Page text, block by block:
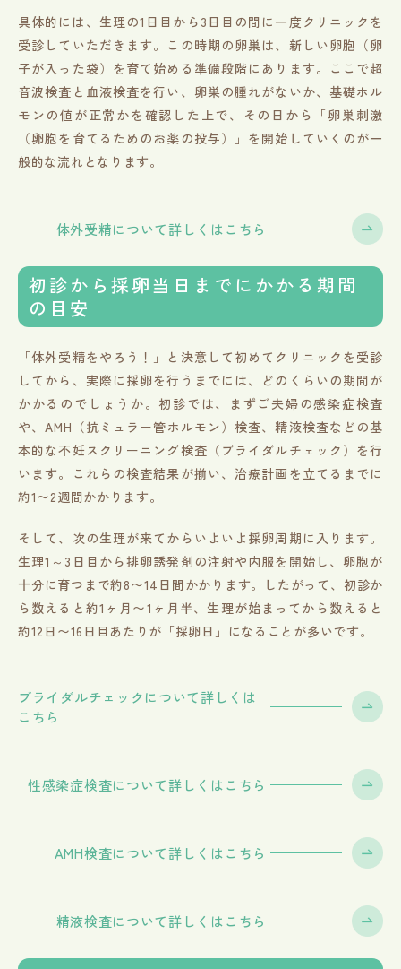
具体的には、生理の1日目から3日目の間に一度クリニックを
受診していただきます。この時期の卵巣は、新しい卵胞（卵
子が入った袋）を育て始める準備段階にあります。ここで超
音波検査と血液検査を行い、卵巣の腫れがないか、基礎ホル
モンの値が正常かを確認した上で、その日から「卵巣刺激
（卵胞を育てるためのお薬の投与）」を開始していくのが一
般的な流れとなります。
体外受精について詳しくはこちら
初診から採卵当日までにかかる期間
の目安
「体外受精をやろう！」と決意して初めてクリニックを受診
してから、実際に採卵を行うまでには、どのくらいの期間が
かかるのでしょうか。初診では、まずご夫婦の感染症検査
や、AMH（抗ミュラー管ホルモン）検査、精液検査などの基
本的な不妊スクリーニング検査（ブライダルチェック）を行
います。これらの検査結果が揃い、治療計画を立てるまでに
約1〜2週間かかります。
そして、次の生理が来てからいよいよ採卵周期に入ります。
生理1～3日目から排卵誘発剤の注射や内服を開始し、卵胞が
十分に育つまで約8〜14日間かかります。したがって、初診か
ら数えると約1ヶ月〜1ヶ月半、生理が始まってから数えると
約12日〜16日目あたりが「採卵日」になることが多いです。
ブライダルチェックについて詳しくは
こちら
性感染症検査について詳しくはこちら
AMH検査について詳しくはこちら
精液検査について詳しくはこちら